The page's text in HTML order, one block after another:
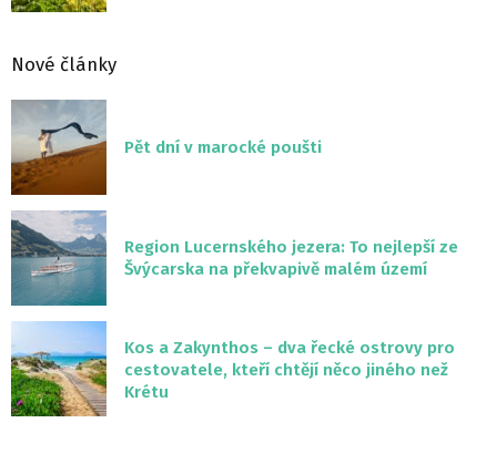
Nové články
Pět dní v marocké poušti
Region Lucernského jezera: To nejlepší ze
Švýcarska na překvapivě malém území
Kos a Zakynthos – dva řecké ostrovy pro
cestovatele, kteří chtějí něco jiného než
Krétu